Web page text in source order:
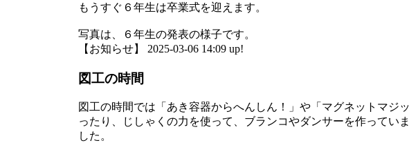
もうすぐ６年生は卒業式を迎えます。
写真は、６年生の発表の様子です。
【お知らせ】 2025-03-06 14:09 up!
図工の時間
図工の時間では「あき容器からへんしん！」や「マグネットマ
ったり、じしゃくの力を使って、ブランコやダンサーを作ってい
した。